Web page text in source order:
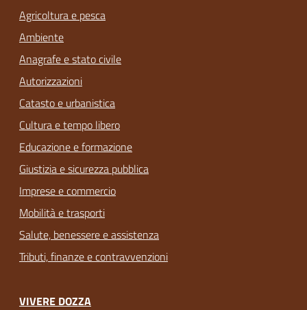
Agricoltura e pesca
Ambiente
Anagrafe e stato civile
Autorizzazioni
Catasto e urbanistica
Cultura e tempo libero
Educazione e formazione
Giustizia e sicurezza pubblica
Imprese e commercio
Mobilità e trasporti
Salute, benessere e assistenza
Tributi, finanze e contravvenzioni
VIVERE DOZZA